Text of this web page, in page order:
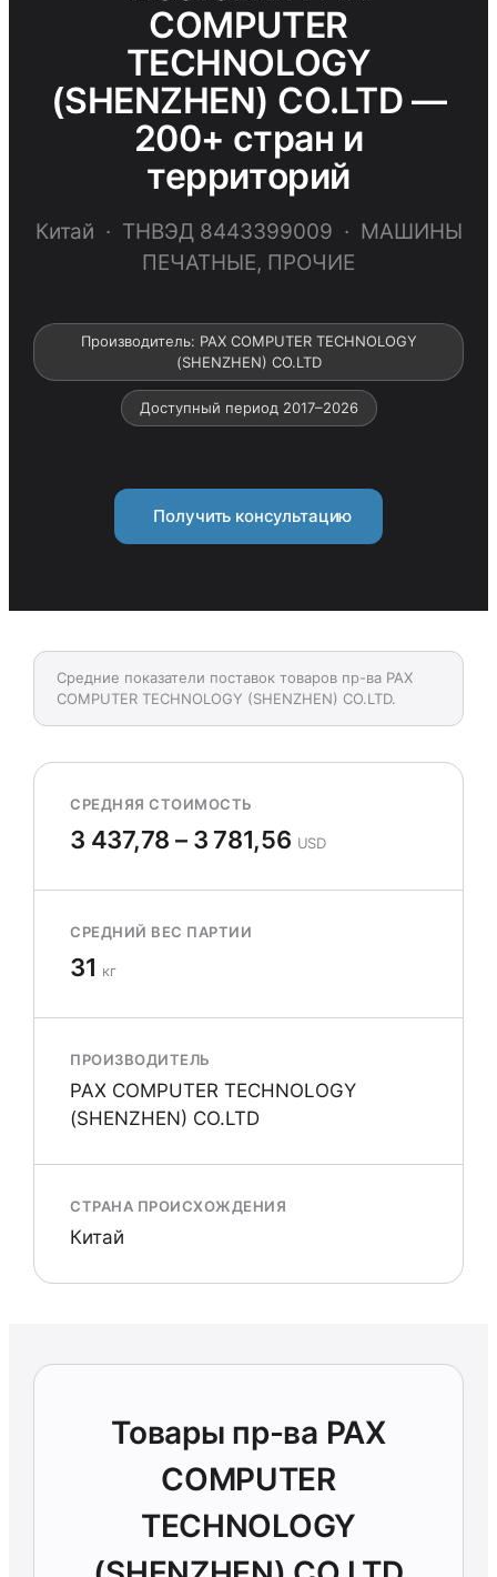
COMPUTER
TECHNOLOGY
(SHENZHEN) CO.LTD —
200+ стран и
территорий
Китай · ТНВЭД 8443399009 · МАШИНЫ
ПЕЧАТНЫЕ, ПРОЧИЕ
Производитель: PAX COMPUTER TECHNOLOGY
(SHENZHEN) CO.LTD
Доступный период 2017–2026
Получить консультацию
Средние показатели поставок товаров пр-ва PAX
COMPUTER TECHNOLOGY (SHENZHEN) CO.LTD.
СРЕДНЯЯ СТОИМОСТЬ
3 437,78 – 3 781,56 USD
СРЕДНИЙ ВЕС ПАРТИИ
31 кг
ПРОИЗВОДИТЕЛЬ
PAX COMPUTER TECHNOLOGY
(SHENZHEN) CO.LTD
СТРАНА ПРОИСХОЖДЕНИЯ
Китай
Товары пр-ва PAX
COMPUTER
TECHNOLOGY